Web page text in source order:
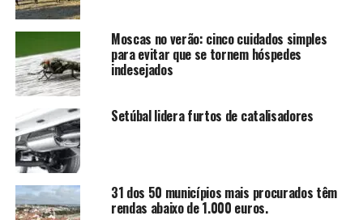
Moscas no verão: cinco cuidados simples
para evitar que se tornem hóspedes
indesejados
Setúbal lidera furtos de catalisadores
31 dos 50 municípios mais procurados têm
rendas abaixo de 1.000 euros.